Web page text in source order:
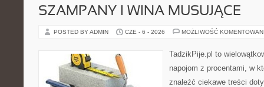
SZAMPANY I WINA MUSUJĄCE
POSTED BY ADMIN CZE - 6 - 2026 MOŻLIWOŚĆ
TadzikPije.pl to
napojom z procentami, w
znaleźć ciekawe treści